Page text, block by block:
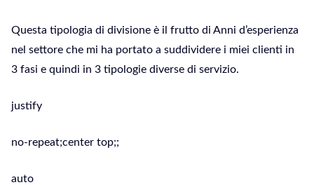
Questa tipologia di divisione è il frutto di Anni d’esperienza
nel settore che mi ha portato a suddividere i miei clienti in
3 fasi e quindi in 3 tipologie diverse di servizio.
justify
no-repeat;center top;;
auto